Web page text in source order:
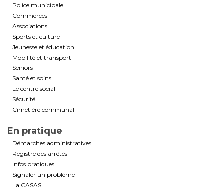
Police municipale
Commerces
Associations
Sports et culture
Jeunesse et éducation
Mobilité et transport
Seniors
Santé et soins
Le centre social
Sécurité
Cimetière communal
En pratique
Démarches administratives
Registre des arrêtés
Infos pratiques
Signaler un problème
La CASAS